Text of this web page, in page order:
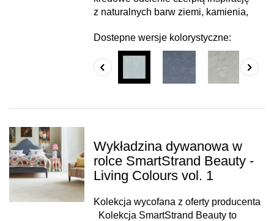
z naturalnych barw ziemi, kamienia,
Dostepne wersje kolorystyczne:
Wykładzina dywanowa w
rolce SmartStrand Beauty -
Living Colours vol. 1
Kolekcja wycofana z oferty producenta
Kolekcja SmartStrand Beauty to